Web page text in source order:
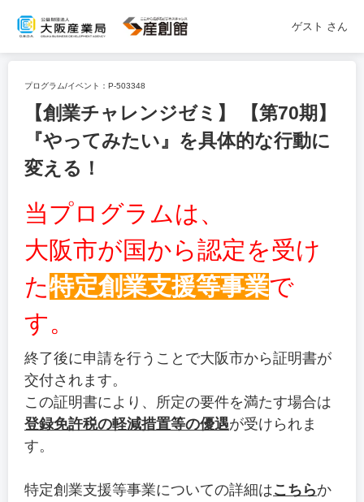
ゲスト さん
プログラム/イベント： P-503348
【創業チャレンジゼミ】 【第70期】
『やってみたい』を具体的な行動に
変える！
当プログラムは、
大阪市が国から認定を受け
た特定創業支援等事業で
す。
終了後に申請を行うことで大阪市から証明書が
交付されます。
この証明書により、所定の要件を満たす場合は
登録免許税の軽減措置等の優遇が受けられま
す。
特定創業支援等事業についての詳細はこちらか